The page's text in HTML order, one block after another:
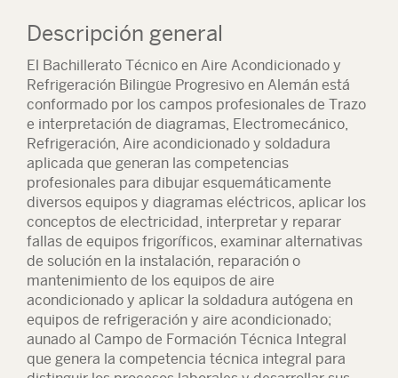
Descripción general
El Bachillerato Técnico en Aire Acondicionado y
Refrigeración Bilingüe Progresivo en Alemán está
conformado por los campos profesionales de Trazo
e interpretación de diagramas, Electromecánico,
Refrigeración, Aire acondicionado y soldadura
aplicada que generan las competencias
profesionales para dibujar esquemáticamente
diversos equipos y diagramas eléctricos, aplicar los
conceptos de electricidad, interpretar y reparar
fallas de equipos frigoríficos, examinar alternativas
de solución en la instalación, reparación o
mantenimiento de los equipos de aire
acondicionado y aplicar la soldadura autógena en
equipos de refrigeración y aire acondicionado;
aunado al Campo de Formación Técnica Integral
que genera la competencia técnica integral para